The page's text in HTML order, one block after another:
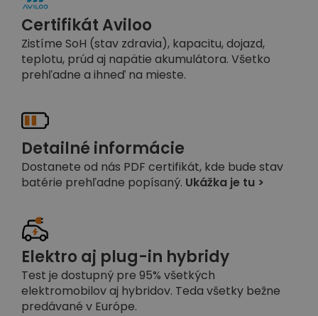
Certifikát Aviloo
Zistíme SoH (stav zdravia), kapacitu, dojazd,
teplotu, prúd aj napätie akumulátora. Všetko
prehľadne a ihneď na mieste.
Detailné informácie
Dostanete od nás PDF certifikát, kde bude stav
batérie prehľadne popísaný. Ukážka je tu >
Elektro aj plug-in hybridy
Test je dostupný pre 95% všetkých
elektromobilov aj hybridov. Teda všetky bežne
predávané v Európe.